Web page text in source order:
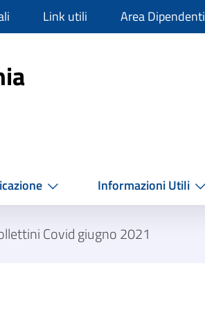
Link utili Area Dipendenti
Informazioni Utili
Covid giugno 2021